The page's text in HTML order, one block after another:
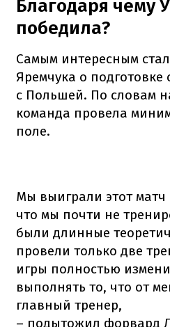
Благодаря чему
победила?
Самым интересным
Яремчука о
с Польшей. По словам
команда провела
поле.
Мы выиграли этот
что мы почти не
были длинные
провели только две
игры полностью
выполнять то, что от
главный тренер,
– подытожил форвард